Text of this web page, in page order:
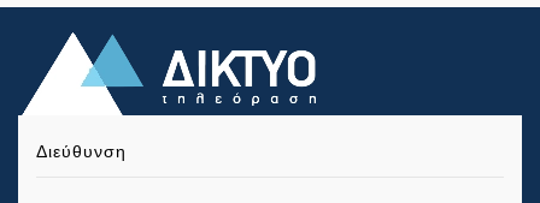
Διεύθυνση